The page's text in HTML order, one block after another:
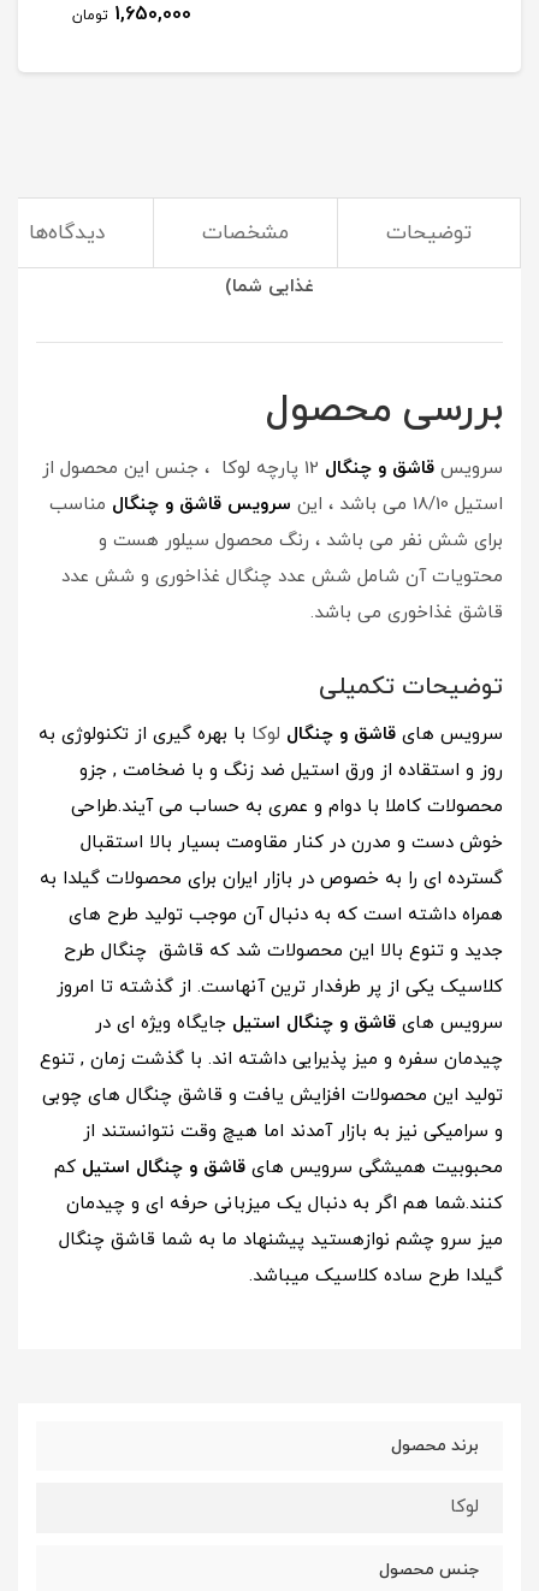
1,650,000 تومان
توضیحات مشخصات دیدگاه‌ها
(سرویس قاشق و چنگال گیلدا مناسب برای صرف وعده های
غذایی شما)
بررسی محصول
سرویس قاشق و چنگال
12 پارچه لوکا ، جنس این محصول از
استیل 18/10 می باشد ، این
سرویس قاشق و چنگال مناسب
برای شش نفر می باشد ، رنگ محصول سیلور هست و
محتویات آن شامل شش عدد چنگال غذاخوری و شش عدد
قاشق غذاخوری می باشد.
توضیحات تکمیلی
سرویس های قاشق و چنگال لوکا با بهره گیری از تکنولوژی به
روز و استقاده از ورق استیل ضد زنگ و با ضخامت , جزو
محصولات کاملا با دوام و عمری به حساب می آیند.طراحی
خوش دست و مدرن در کنار مقاومت بسیار بالا استقبال
گسترده ای را به خصوص در بازار ایران برای محصولات گیلدا به
همراه داشته است که به دنبال آن موجب تولید طرح های
جدید و تنوع بالا این محصولات شد که قاشق چنگال طرح
کلاسیک یکی از پر طرفدار ترین آنهاست. از گذشته تا امروز
سرویس های قاشق و چنگال استیل جایگاه ویژه ای در
چیدمان سفره و میز پذیرایی داشته اند. با گذشت زمان , تنوع
تولید این محصولات افزایش یافت و قاشق چنگال های چوبی
و سرامیکی نیز به بازار آمدند اما هیچ وقت نتوانستند از
محبوبیت همیشگی سرویس های قاشق و چنگال استیل کم
کنند.شما هم اگر به دنبال یک میزبانی حرفه ای و چیدمان
میز سرو چشم نوازهستید پیشنهاد ما به شما قاشق چنگال
گیلدا طرح ساده کلاسیک میباشد.
برند محصول
لوکا
جنس محصول